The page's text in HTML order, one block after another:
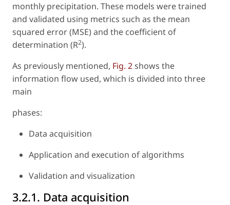
monthly precipitation. These models were trained
and validated using metrics such as the mean
squared error (MSE) and the coefficient of
determination (R2).
As previously mentioned, Fig. 2shows the
information flow used, which is divided into three
main
phases:
Data acquisition
Application and execution of algorithms
Validation and visualization
3.2.1. Data acquisition